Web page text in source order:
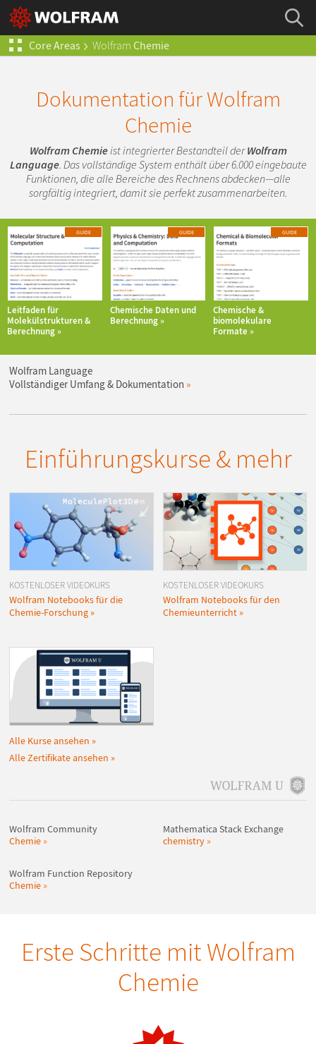
Core Areas Wolfram Chemie
Dokumentation für Wolfram
Chemie
Wolfram Chemieist integrierter Bestandteil derWolfram
Language. Das vollständige System enthält über 6.000 eingebaute
Funktionen, die alle Bereiche des Rechnens abdecken—alle
sorgfältig integriert, damit sie perfekt zusammenarbeiten.
Wolfram Language
Vollständiger Umfang & Dokumentation
GUIDE
Leitfaden für
Molekülstrukturen &
Berechnung
GUIDE
Chemische Daten und
Berechnung
GUIDE
Chemische &
biomolekulare
Formate
Einführungskurse & mehr
KOSTENLOSER VIDEOKURS
Wolfram Notebooks für die
Chemie-Forschung
KOSTENLOSER VIDEOKURS
Wolfram Notebooks für den
Chemieunterricht
Alle Kurse ansehen
Alle Zertifikate ansehen
Wolfram Community
Chemie
Mathematica Stack Exchange
chemistry
Wolfram Function Repository
Chemie
Erste Schritte mit Wolfram
Chemie